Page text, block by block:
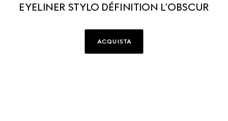
EYELINER STYLO DÉFINITION L’OBSCUR
ACQUISTA